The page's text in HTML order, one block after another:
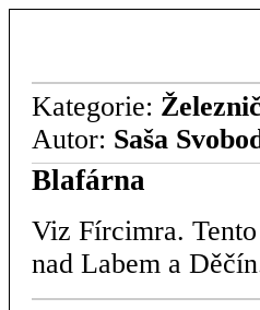
Kategorie:
Autor: Saša
Blafárna
Viz Fírcimra.
nad Labem a